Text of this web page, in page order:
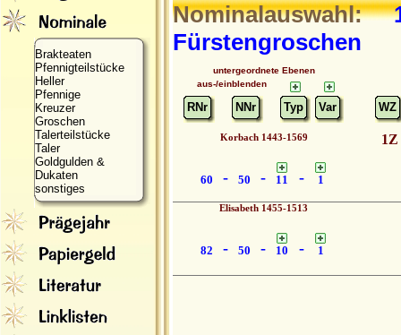
Brakteaten
Pfennigteilstücke
Heller
Pfennige
Kreuzer
Groschen
Talerteilstücke
Taler
Goldgulden &
Dukaten
sonstiges
Nominalauswahl:1
Fürstengroschen
untergeordnete Ebenen
aus-/einblenden
RNr NNr Typ Var WZ
Korbach 1443-1569
60 - 50 - 11 - 1
1Z
Elisabeth 1455-1513
82 - 50 - 10 - 1